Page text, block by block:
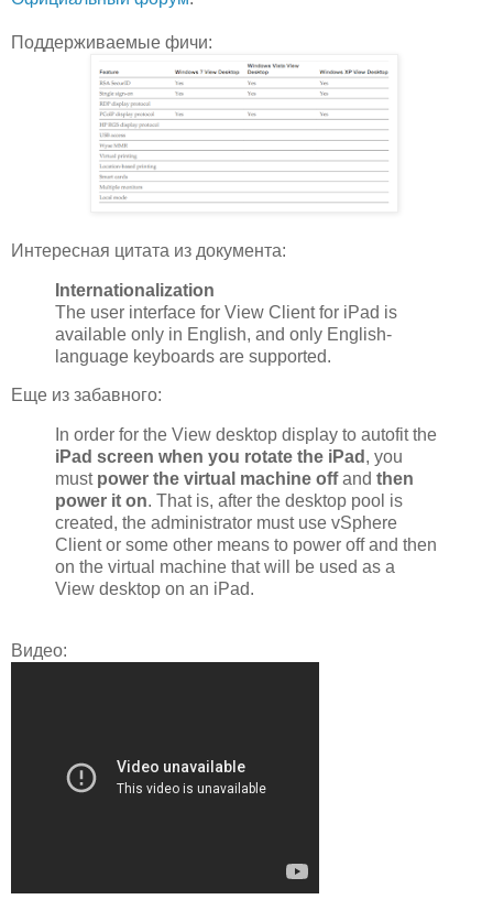
Поддерживаемые фичи:
Интересная цитата из документа:
Internationalization
The user interface for View Client for iPad is
available only in English, and only English-
language keyboards are supported.
Еще из забавного:
In order for the View desktop display to autofit the
iPad screen when you rotate the iPad , you
must power the virtual machine offand then
power it on. That is, after the desktop pool is
created, the administrator must use vSphere
Client or some other means to power off and then
on the virtual machine that will be used as a
View desktop on an iPad.
Видео: